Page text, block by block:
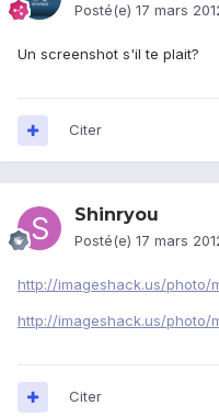
Posté(e) 17 mars
Un screenshot s'il te plait?
Citer
Shinryou
Posté(e) 17 mars
http://imageshack.us/photo/
http://imageshack.us/photo/
Citer